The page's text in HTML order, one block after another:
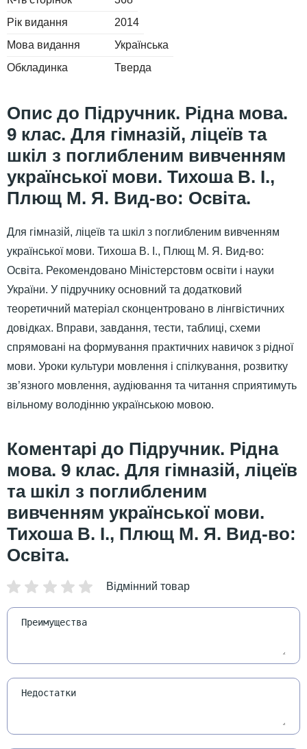
Рік видання
2014
Мова видання
Українська
Обкладинка
Тверда
Підручник. Рідна мова.
9 клас. Для гімназій, ліцеїв та
шкіл з поглибленим вивченням
української мови. Тихоша В. І.,
Плющ М. Я. Вид-во: Освіта.
Для гімназій, ліцеїв та шкіл з поглибленим вивченням
української мови. Тихоша В. І., Плющ М. Я. Вид-во:
Освіта. Рекомендовано Міністерстовм освіти і науки
України. У підручнику основний та додатковий
теоретичний матеріал сконцентровано в лінгвістичних
довідках. Вправи, завдання, тести, таблиці, схеми
спрямовані на формування практичних навичок з рідної
мови. Уроки культури мовлення і спілкування, розвитку
зв’язного мовлення, аудіювання та читання сприятимуть
вільному володінню українською мовою.
Підручник. Рідна
мова. 9 клас. Для гімназій, ліцеїв
та шкіл з поглибленим
вивченням української мови.
Тихоша В. І., Плющ М. Я. Вид-во:
Освіта.